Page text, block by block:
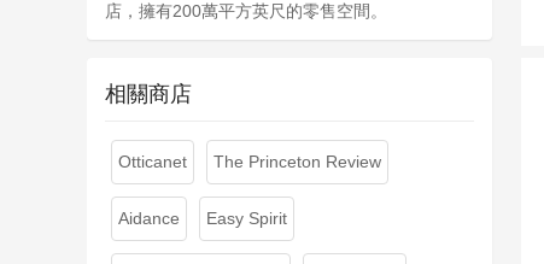
店，擁有200萬平方英尺的零售空間。
相關商店
Otticanet The Princeton Review
Aidance Easy Spirit